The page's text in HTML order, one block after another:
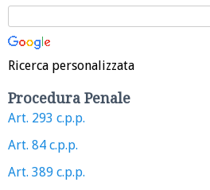
Ricerca personalizzata
Procedura Penale
Art. 293 c.p.p.
Art. 84 c.p.p.
Art. 389 c.p.p.